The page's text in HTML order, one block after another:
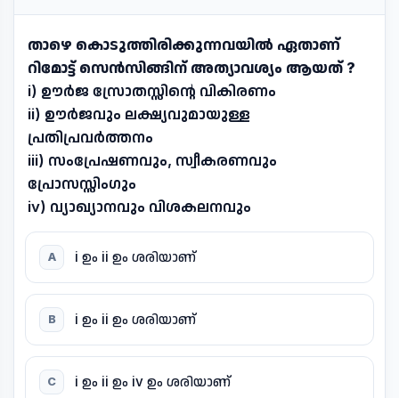
താഴെ കൊടുത്തിരിക്കുന്നവയിൽ ഏതാണ്
റിമോട്ട് സെൻസിങ്ങിന് അത്യാവശ്യം ആയത് ?
i) ഊർജ സ്രോതസ്സിന്റെ വികിരണം
ii) ഊർജവും ലക്ഷ്യവുമായുള്ള
പ്രതിപ്രവർത്തനം
iii) സംപ്രേഷണവും, സ്വീകരണവും
പ്രോസസ്സിംഗും
iv) വ്യാഖ്യാനവും വിശകലനവും
A i ഉം ii ഉം ശരിയാണ്
B i ഉം ii ഉം ശരിയാണ്
C i ഉം ii ഉം iv ഉം ശരിയാണ്